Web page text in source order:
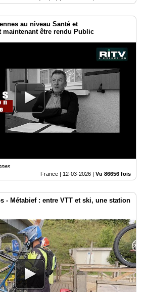
au niveau Santé et
être rendu Public
France | 12-03-2026 | Vu 86656 fois
- Métabief : entre VTT et ski, une station